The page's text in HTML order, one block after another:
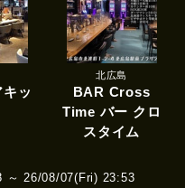
ッ
北広島
BAR Cross
Time バー クロ
スタイム
～ 26/08/07(Fri) 23:53